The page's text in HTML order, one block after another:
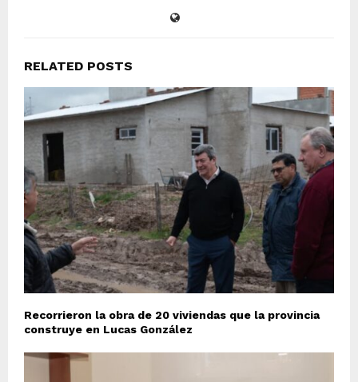
RELATED POSTS
Recorrieron la obra de 20 viviendas que la provincia
construye en Lucas González